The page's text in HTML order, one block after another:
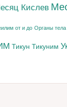
Кислев
от и до Органы тела
Тикун Тикуним